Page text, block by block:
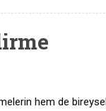
hem de